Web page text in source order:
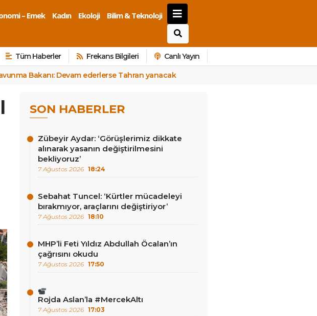
– Emek Kadın Ekoloji
Bilim & Teknoloji
Tüm Haberler Frekans Bilgileri Canlı Yayın
Bakanı: Devam ederlerse Tahran yanacak
SON HABERLER
Zübeyir Aydar: ‘Görüşlerimiz dikkate
alınarak yasanın değiştirilmesini
bekliyoruz’
7 Ağustos 2026 18:24
Sebahat Tuncel: ‘Kürtler mücadeleyi
bırakmıyor, araçlarını değiştiriyor’
7 Ağustos 2026 18:10
MHP’li Feti Yıldız Abdullah Öcalan’ın
çağrısını okudu
7 Ağustos 2026 17:50
Rojda Aslan’la #MercekAltı
7 Ağustos 2026 17:03